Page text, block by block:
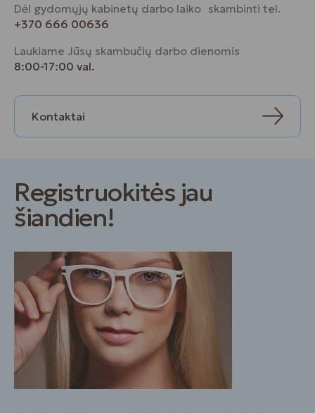
Dėl gydomųjų kabinetų darbo laiko skambinti tel.
+370 666 00636
Laukiame Jūsų skambučių darbo dienomis
8:00-17:00 val.
Kontaktai
Registruokitės jau
šiandien!